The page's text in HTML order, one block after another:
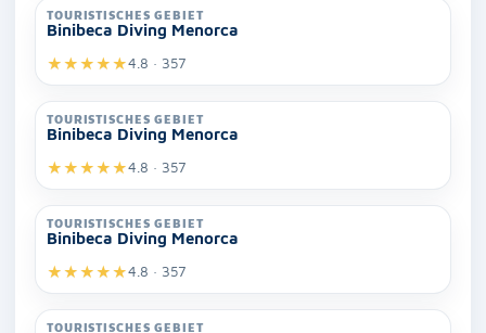
TOURISTISCHES GEBIET
Binibeca Diving Menorca
★★★★★4.8 · 357
TOURISTISCHES GEBIET
Binibeca Diving Menorca
★★★★★4.8 · 357
TOURISTISCHES GEBIET
Binibeca Diving Menorca
★★★★★4.8 · 357
TOURISTISCHES GEBIET